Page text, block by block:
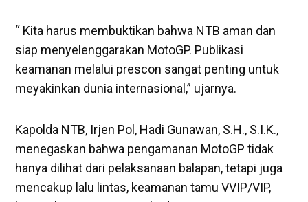
“ Kita harus membuktikan bahwa NTB aman dan
siap menyelenggarakan MotoGP. Publikasi
keamanan melalui prescon sangat penting untuk
meyakinkan dunia internasional,” ujarnya.
Kapolda NTB, Irjen Pol, Hadi Gunawan, S.H., S.I.K.,
menegaskan bahwa pengamanan MotoGP tidak
hanya dilihat dari pelaksanaan balapan, tetapi juga
mencakup lalu lintas, keamanan tamu VVIP/VIP,